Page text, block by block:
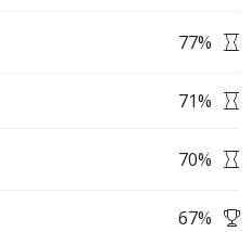
77%
71%
70%
67%